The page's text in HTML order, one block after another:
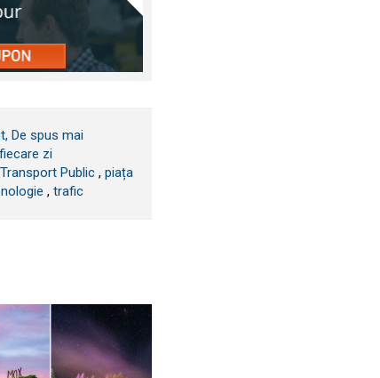
De spus mai
zi
Public , piața
, trafic